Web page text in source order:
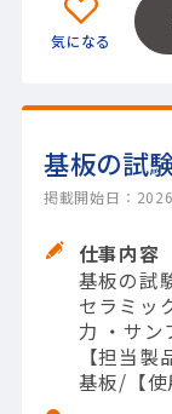
基板の試
掲載開始日：
仕事内容
基板の試
セラミッ
力 ・サ
【担当
基板/【使